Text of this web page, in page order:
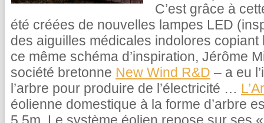
C’est grâce à
été créées de nouvelles lampes LED
des aiguilles médicales indolores
ce même schéma d’inspiration, Jérôme
société bretonne New Wind R&D – a eu
l’arbre pour produire de l’électricité …
éolienne domestique à la forme d’arbre